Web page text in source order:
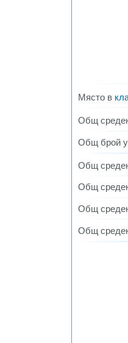
Място в
Общ
Общ брой
Общ
Общ
Общ
Общ